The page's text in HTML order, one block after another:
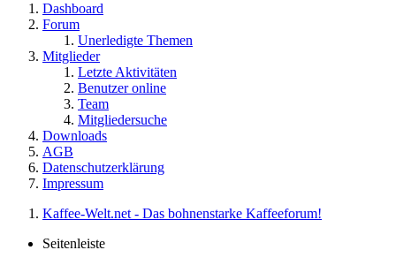
Dashboard
Forum
Unerledigte Themen
Mitglieder
Letzte Aktivitäten
Benutzer online
Team
Mitgliedersuche
Downloads
AGB
Datenschutzerklärung
Impressum
Kaffee-Welt.net - Das bohnenstarke Kaffeeforum!
Seitenleiste